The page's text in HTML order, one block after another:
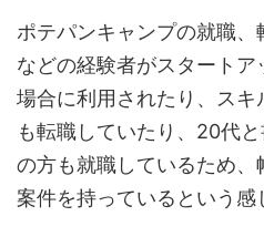
ポテパンキャンプの就職
などの経験者がスタートア
場合に利用されたり、ス
も転職していたり、20代
の方も就職しているため
案件を持っているという感